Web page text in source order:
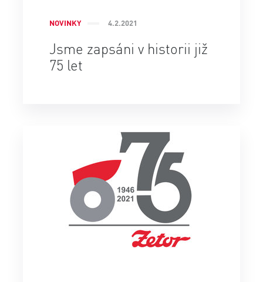
NOVINKY 4.2.2021
Jsme zapsáni v historii již
75 let